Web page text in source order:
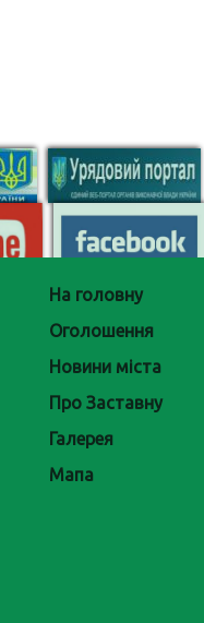
На головну
Оголошення
Новини міста
Про Заставну
Галерея
Мапа